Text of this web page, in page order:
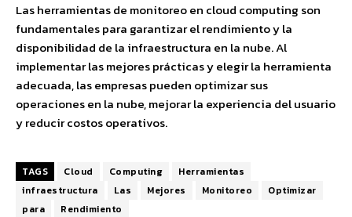
Las herramientas de monitoreo en cloud computing son
fundamentales para garantizar el rendimiento y la
disponibilidad de la infraestructura en la nube. Al
implementar las mejores prácticas y elegir la herramienta
adecuada, las empresas pueden optimizar sus
operaciones en la nube, mejorar la experiencia del usuario
y reducir costos operativos.
TAGS Cloud Computing
Herramientas
infraestructura
Las Mejores Monitoreo
Optimizar
para
Rendimiento